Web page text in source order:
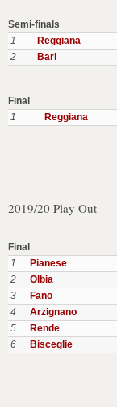
Semi-finals
1
Reggiana
2
Bari
Final
1
Reggiana
2019/20 Play Out
Final
1
Pianese
2
Olbia
3
Fano
4
Arzignano
5
Rende
6
Bisceglie